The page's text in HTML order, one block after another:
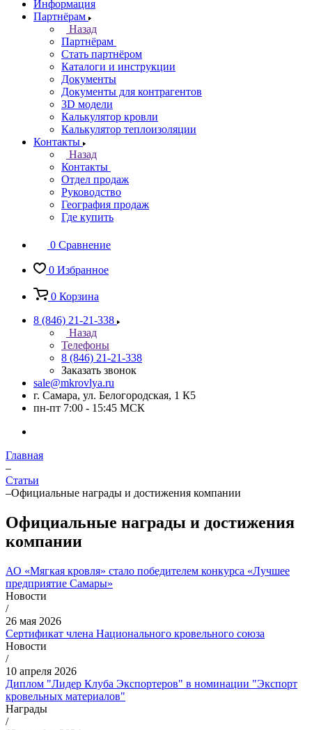
Информация
Партнёрам
Назад
Партнёрам
Стать партнёром
Каталоги и инструкции
Документы
Документы для контрагентов
3D модели
Калькулятор кровли
Калькулятор теплоизоляции
Контакты
Назад
Контакты
Отдел продаж
Руководство
География продаж
Где купить
0 Сравнение
0 Избранное
0 Корзина
8 (846) 21-21-338
Назад
Телефоны
8 (846) 21-21-338
Заказать звонок
sale@mkrovlya.ru
г. Самара, ул. Белогородская, 1 К5
пн-пт 7:00 - 15:45 МСК
Главная
–
Статьи
–Официальные награды и достижения компании
Официальные награды и достижения
компании
АО «Мягкая кровля» стало победителем конкурса «Лучшее
предприятие Самары»
Новости
/
26 мая 2026
Сертификат члена Национального кровельного союза
Новости
/
10 апреля 2026
Диплом "Лидер Клуба Экспортеров" в номинации "Экспорт
кровельных материалов"
Награды
/